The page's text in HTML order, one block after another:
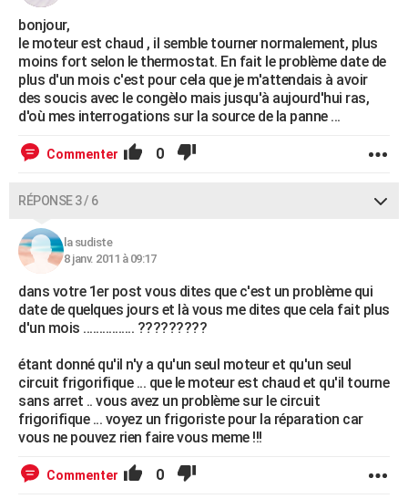
bonjour,
le moteur est chaud , il semble tourner normalement, plus
moins fort selon le thermostat. En fait le problème date de
plus d'un mois c'est pour cela que je m'attendais à avoir
des soucis avec le congèlo mais jusqu'à aujourd'hui ras,
d'où mes interrogations sur la source de la panne ...
Commenter 0
RÉPONSE 3 / 6
la sudiste
8 janv. 2011 à 09:17
dans votre 1er post vous dites que c'est un problème qui
date de quelques jours et là vous me dites que cela fait plus
d'un mois ................ ?????????
étant donné qu'il n'y a qu'un seul moteur et qu'un seul
circuit frigorifique ... que le moteur est chaud et qu'il tourne
sans arret .. vous avez un problème sur le circuit
frigorifique ... voyez un frigoriste pour la réparation car
vous ne pouvez rien faire vous meme !!!
Commenter 0